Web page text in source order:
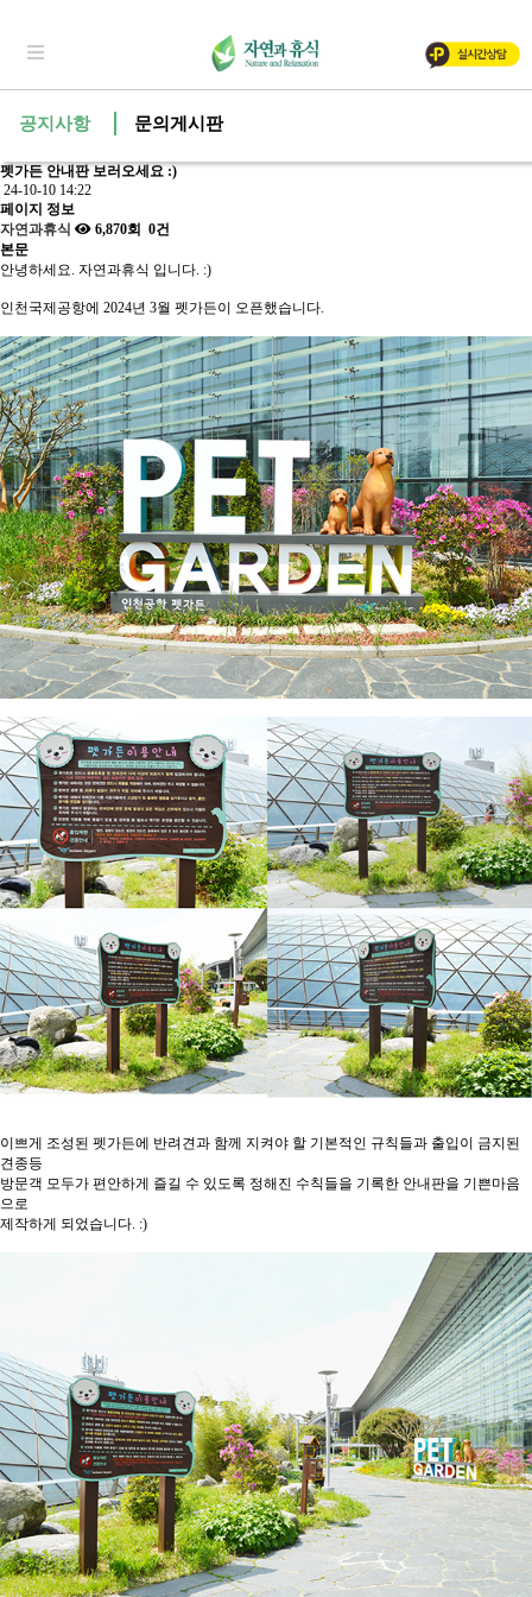
공지사항 문의게시판
펫가든 안내판 보러오세요 :)
24-10-10 14:22
페이지 정보
자연과휴식
6,870회 0건
본문
안녕하세요. 자연과휴식 입니다. :)
인천국제공항에 2024년 3월 펫가든이 오픈했습니다.
이쁘게 조성된 펫가든에 반려견과 함께 지켜야 할 기본적인 규칙들과 출입이 금지된
견종등
방문객 모두가 편안하게 즐길 수 있도록 정해진 수칙들을 기록한 안내판을 기쁜마음
으로
제작하게 되었습니다. :)